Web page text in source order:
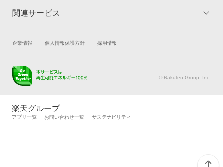
トップ
車検の基礎知識 キャンペーン一覧
関連サービス
試乗・商談 新車購入
キズ修理予約
メンテナンス管理
タイヤ交換サービス
自動車カタログ 自動車保険
企業情報 個人情報保護方針 採用情報
© Rakuten Group, Inc.
楽天グループ
アプリ一覧 お問い合わせ一覧 サステナビリティ